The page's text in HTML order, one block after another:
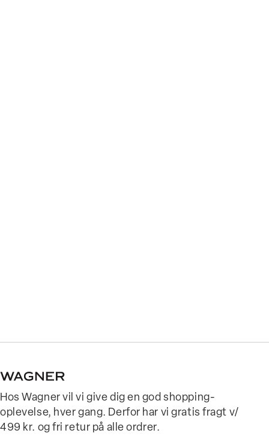
Hos Wagner vil vi give dig en god shopping-
oplevelse, hver gang. Derfor har vi gratis fragt v/
499 kr. og fri retur på alle ordrer.